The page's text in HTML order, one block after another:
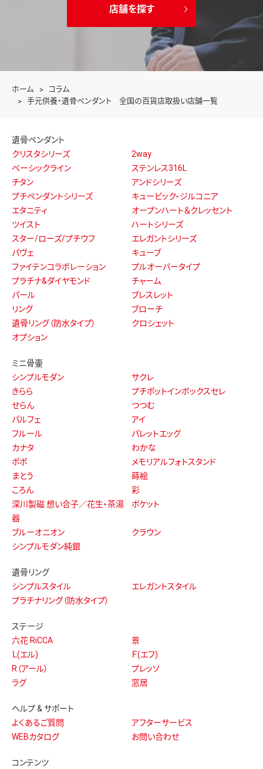
ホーム
コラム
手元供養・遺骨ペンダント 全国の百貨店取扱い店舗一覧
店舗を探す
遺骨ペンダント
クリスタシリーズ
2way
ベーシックライン
ステンレス316L
チタン
アンドシリーズ
プチペンダントシリーズ
キュービック・ジルコニア
エタニティ
オープンハート＆クレッセント
ツイスト
ハートシリーズ
スター/ローズ/プチウフ
エレガントシリーズ
パヴェ
キューブ
ファイテンコラボレーション
プルオーバータイプ
プラチナ&ダイヤモンド
チャーム
パール
ブレスレット
リング
ブローチ
遺骨リング（防水タイプ）
クロシェット
オプション
ミニ骨壷
シンプルモダン
サクレ
きらら
プチポットインボックスセレ
せらん
つつむ
パルフェ
アイ
フルール
パレットエッグ
カナタ
わかな
ポポ
メモリアルフォトスタンド
まとう
蒔絵
ころん
彩
深川製磁 想い合子／花生・茶湯
器
ポケット
ブルーオニオン
クラウン
シンプルモダン純銀
遺骨リング
シンプルスタイル
エレガントスタイル
プラチナリング（防水タイプ）
ステージ
六花 RiCCA
景
Ｌ(エル)
Ｆ(エフ)
R（アール）
プレッソ
ラグ
窓居
ヘルプ & サポート
よくあるご質問
アフターサービス
WEBカタログ
お問い合わせ
コンテンツ